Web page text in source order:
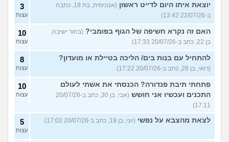
יוצאת איתו היום לדייט ראשון
(אנונימית, בת 18, כתבה
ב-22/07/26 13:42)
3
עצות
האם זה נקרא חשיפה של הגוף בפומבי? (בחור ישיבה,
בן 22, כתב ב-20/07/26 17:33)
10
עצות
להתחיל עם בנות בים/ הליכה בטיילת או מועדון?
(רואי, בן 26, כתב ב-20/07/26 17:22)
8
עצות
פתחתי תיבת פנדורה? הכנסתי את אשתי לעולם
התכנים ועכשיו אני חושש
(אבי, בן 30, כתב ב-20/07/26
17:11)
10
עצות
לצאת מהצבא על נפשי (יוני, בן 19, כתב ב-20/07/26 17:02) 5
עצות